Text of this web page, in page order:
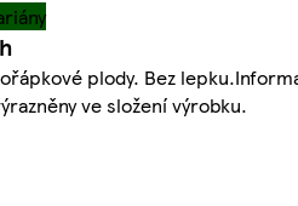
plody. Bez
ve složení výrobku.